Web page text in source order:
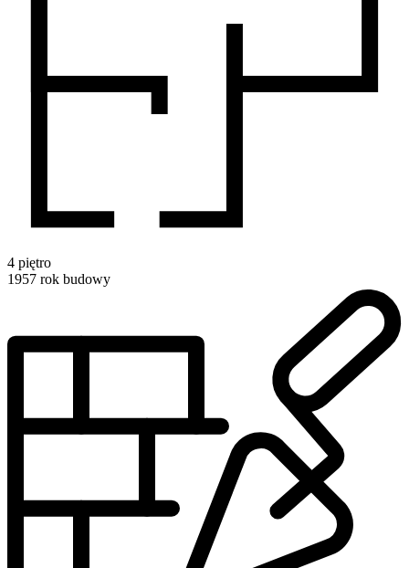
4 piętro
1957 rok budowy